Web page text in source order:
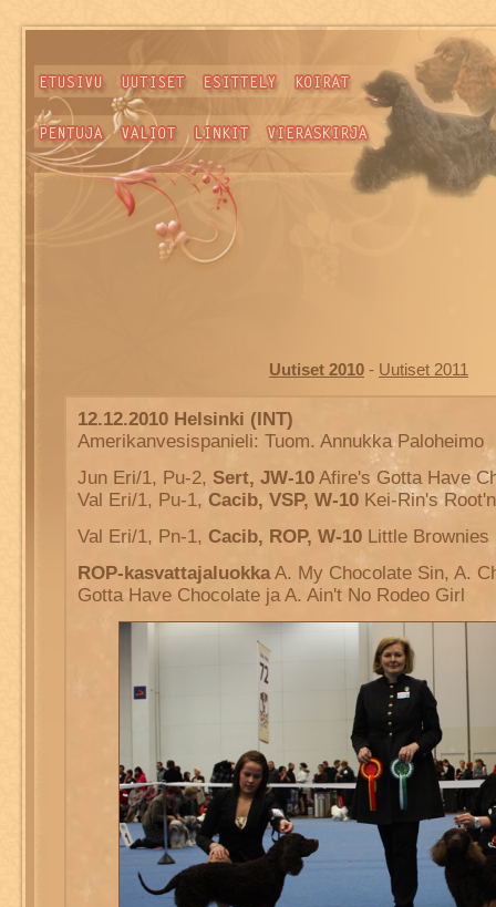
Uutiset 2010 - Uutiset 2011
12.12.2010 Helsinki (INT)
Amerikanvesispanieli: Tuom. Annukka Paloheimo
Jun Eri/1, Pu-2, Sert, JW-10 Afire's Gotta Have
Val Eri/1, Pu-1, Cacib, VSP, W-10 Kei-Rin's
Val Eri/1, Pn-1, Cacib, ROP, W-10 Little Brownies
ROP-kasvattajaluokkaA. My Chocolate Sin, A.
Gotta Have Chocolate ja A. Ain't No Rodeo Girl